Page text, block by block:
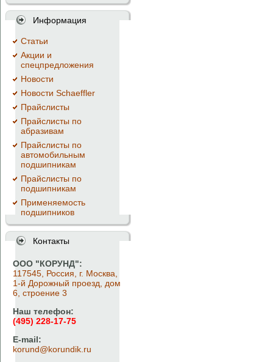
Информация
Cтатьи
Акции и
спецпредложения
Новости
Новости Schaeffler
Прайслисты
Прайслисты по
абразивам
Прайслисты по
автомобильным
подшипникам
Прайслисты по
подшипникам
Применяемость
подшипников
Контакты
ООО "КОРУНД":
117545, Россия, г. Москва,
1-й Дорожный проезд, дом
6, строение 3
Наш телефон:
(495) 228-17-75
E-mail:
korund@korundik.ru